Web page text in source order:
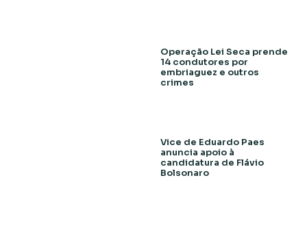
Operação Lei Seca prende
14 condutores por
embriaguez e outros
crimes
Vice de Eduardo Paes
anuncia apoio à
candidatura de Flávio
Bolsonaro